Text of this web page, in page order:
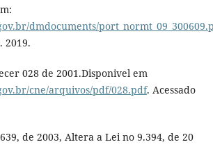
dmdocuments/
2019.
028 de 2001.Disponivel em
cne/arquivos/pdf/028.pdf. Acessado
de 2003, Altera a Lei no 9.394, de 20